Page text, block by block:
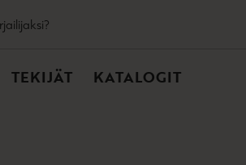
TEKIJÄT KATALOGIT